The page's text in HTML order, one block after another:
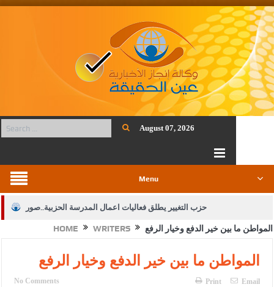
August 07, 2026
Menu
حزب التغيير يطلق فعاليات اعمال المدرسة الحزبية..صور
الجيش يفتح باب التجنيد لحملة البكالوريوس في الحقوق والقانون
بيان اجتماع عمّان:دعم الوصاية الهاشمية التاريخية على المقدسات
HOME WRITERS المواطن ما بين خير الدفع وخيار الرفع
المواطن ما بين خير الدفع وخيار الرفع
No Comments Print Email